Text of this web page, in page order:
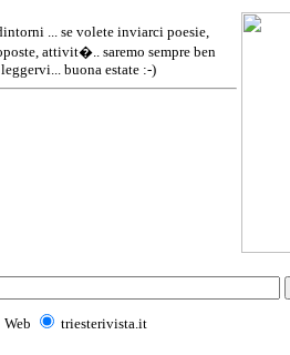
... se volete inviarci poesie,
attivit�.. saremo sempre ben
buona estate :-)
Web triesterivista.it